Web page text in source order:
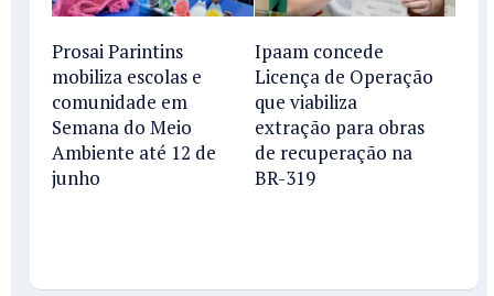
Prosai Parintins
mobiliza escolas e
comunidade em
Semana do Meio
Ambiente até 12 de
junho
Ipaam concede
Licença de Operação
que viabiliza
extração para obras
de recuperação na
BR-319